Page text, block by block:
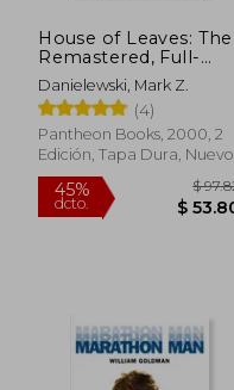
House of Leaves: The
Remastered, Full-
Color Edition (en
Inglés)
Danielewski, Mark Z.
(4)
Pantheon Books, 2000, 2
Edición, Tapa Dura, Nuevo